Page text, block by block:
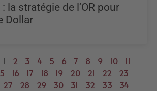
: la stratégie de l’OR pour
Dollar
1 2 3 4 5 6 7 8 9 10
11
16 17 18 19 20 21 22
23
27 28 29 30 31 32 33
34